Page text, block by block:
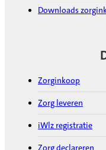
Downloads
Zorginkoop
Zorg leveren
iWlz registratie
Zorg declareren